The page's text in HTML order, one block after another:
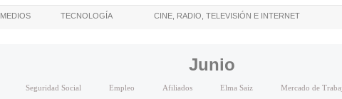
MEDIOS TECNOLOGÍA CINE, RADIO, TELEVISIÓN E INTERNET
Junio
Seguridad Social Empleo Afiliados Elma Saiz Mercado de